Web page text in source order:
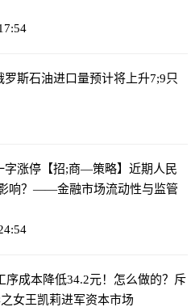
罗斯石油进口量预计将上升7;9只
字涨停 【招;商—策略】近期人民
响？——金融市场流动性与监管
序成本降低34.2元！怎么做的？ 斥
女王凯莉进军资本市场